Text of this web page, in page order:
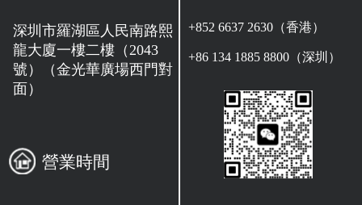
深圳市羅湖區人民南路熙
龍大廈一樓二樓（2043
號）（金光華廣場西門對
面）
營業時間
+852 6637 2630（香港）
+86 134 1885 8800（深圳）